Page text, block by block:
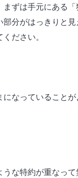
ずは手元にある
分がはっきりと見
ださい。
なっていること
な特約が重なっ